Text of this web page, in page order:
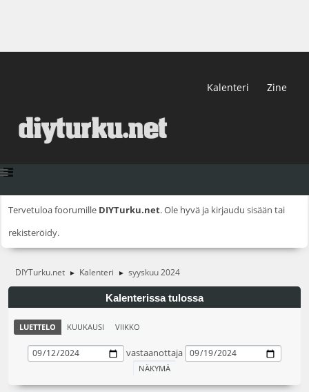
Kalenteri Zine
Tervetuloa foorumille DIYTurku.net. Ole hyvä ja kirjaudu sisään tai
rekisteröidy.
DIYTurku.net ► Kalenteri ► syyskuu 2024
Kalenterissa tulossa
LUETTELO KUUKAUSI VIIKKO
vastaanottaja